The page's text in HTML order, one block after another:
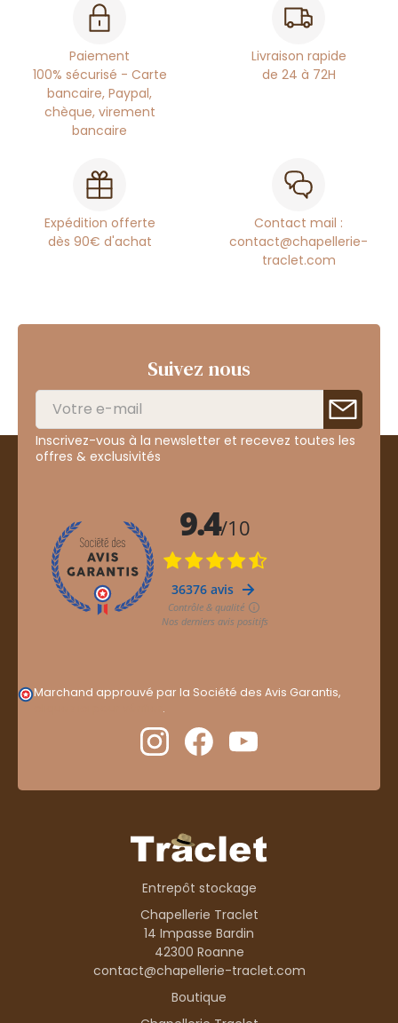
Paiement
100% sécurisé - Carte
bancaire, Paypal,
chèque, virement
bancaire
Livraison rapide
de 24 à 72H
Expédition offerte
dès 90€ d'achat
Contact mail :
contact@chapellerie-
traclet.com
Suivez nous
Inscrivez-vous à la newsletter et recevez toutes les
offres & exclusivités
Marchand approuvé par la Société des Avis Garantis,
.
Entrepôt stockage
Chapellerie Traclet
14 Impasse Bardin
42300 Roanne
contact@chapellerie-traclet.com
Boutique